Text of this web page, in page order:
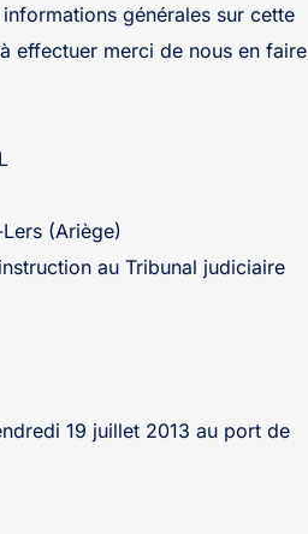
générales sur cette
effectuer merci de nous en faire
(Ariège)
au Tribunal judiciaire
19 juillet 2013 au port de